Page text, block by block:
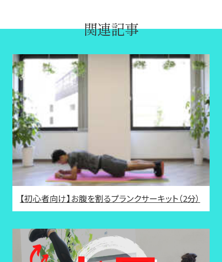
関連記事
【初心者向け】お腹を割るプランクサーキット（2分）